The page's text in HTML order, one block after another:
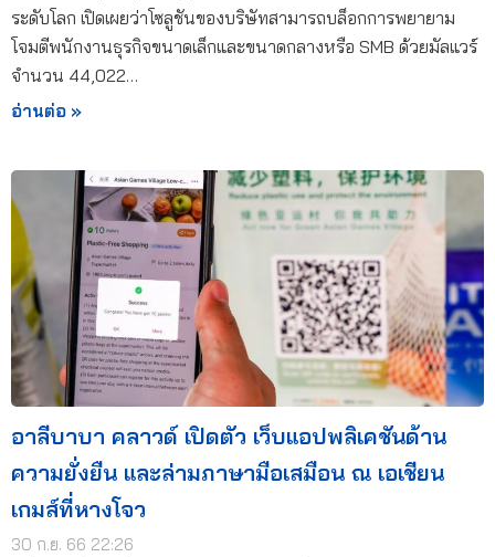
ระดับโลก เปิดเผยว่าโซลูชันของบริษัทสามารถบล็อกการพยายาม
โจมตีพนักงานธุรกิจขนาดเล็กและขนาดกลางหรือ SMB ด้วยมัลแวร์
จำนวน 44,022…
อ่านต่อ »
อาลีบาบา คลาวด์ เปิดตัว เว็บแอปพลิเคชันด้าน
ความยั่งยืน และล่ามภาษามือเสมือน ณ เอเชียน
เกมส์ที่หางโจว
30 ก.ย. 66 22:26